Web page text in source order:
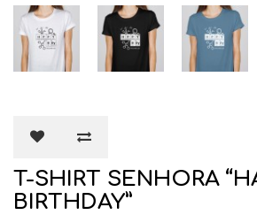
T-SHIRT SENHORA
BIRTHDAY”